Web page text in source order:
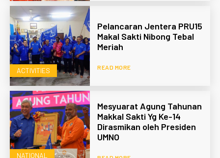
ACTIVITIES
Pelancaran Jentera PRU15
Makal Sakti Nibong Tebal
Meriah
READ MORE
NATIONAL
Mesyuarat Agung Tahunan
Makkal Sakti Yg Ke-14
Dirasmikan oleh Presiden
UMNO